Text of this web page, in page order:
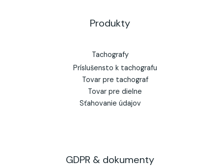
Produkty
Tachografy
Príslušensto k tachografu
Tovar pre tachograf
Tovar pre dielne
Sťahovanie údajov
GDPR & dokumenty